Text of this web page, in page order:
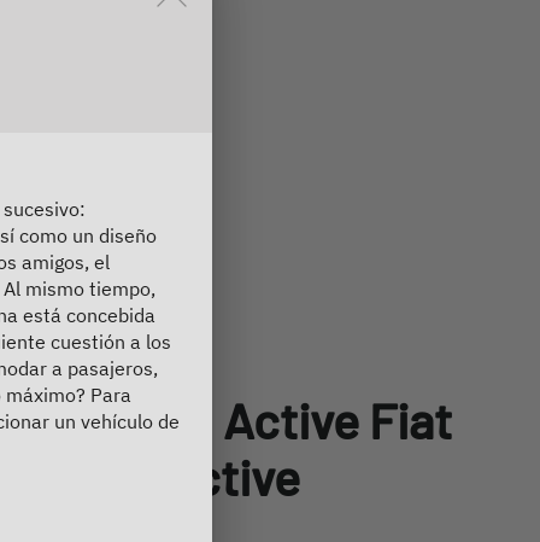
Globetrail Active Fiat
540 DS Active
Hinweise im Overlay aktiv.
como un diseño
amigos, el
mismo tiempo,
está concebida
cuestión a los
a pasajeros,
Para
un vehículo de